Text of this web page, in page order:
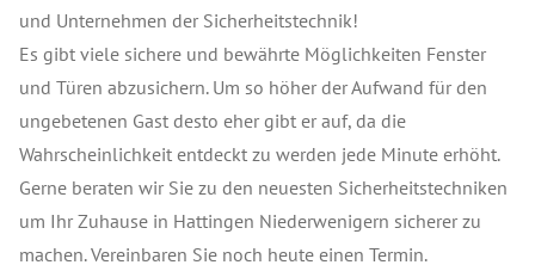
und Unternehmen der Sicherheitstechnik!
Es gibt viele sichere und bewährte Möglichkeiten Fenster
und Türen abzusichern. Um so höher der Aufwand für den
ungebetenen Gast desto eher gibt er auf, da die
Wahrscheinlichkeit entdeckt zu werden jede Minute erhöht.
Gerne beraten wir Sie zu den neuesten Sicherheitstechniken
um Ihr Zuhause in Hattingen Niederwenigern sicherer zu
machen. Vereinbaren Sie noch heute einen Termin.